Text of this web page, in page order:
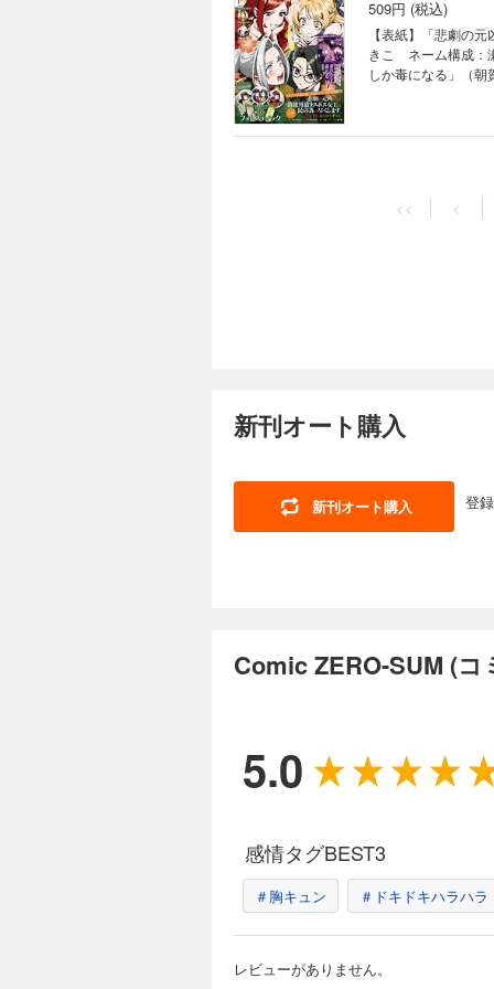
ん。また、作品のラ
「後宮の巫女は妃
女あやかし夜噺」
石商リチャード氏
編】「神クズ☆アイ
きちか） 「暗号解
「怪異の掃除人・
ラスボス女王は民
作：天壱 キャラク
「ルーチェと白の
ま） 【番外編】
編】「神クズ☆ア
作：桜川ヒロ キ
た当時のものとな
509円 (税込)
【表紙】「悲劇の
きこ ネーム構成：
しか毒になる」（
「悪の華道を行き
貴嶋啓 キャラク
（コミック：森
「繰り巫女あやか
日々」（D・キッ
律 原作：織川あ
策室 狼刑事と目
「虫かぶり姫」（
画：山川まち 原作
た） ※「Fate/
電子書籍の表紙・目
【表紙】「ルーチ
お祝い」（安達園
の白」（高山しの
転生無双譚」（コ
ざいますが ～雛
溺愛パラダイス」
物件探偵」（漫画
（コミック：喜久
夜光花 キャラクタ
日々」（D・キッサ
星々」（氷凪） 「
紙・目次・広告・情
樹） 【センターカ
ち 原作：皆藤黒助
タ 原作：クレハ
ー原案：奈良千春
中村颯希 キャラク
原作：貴嶋啓 キャ
村七子 キャラクタ
「ルーチェと白の
作：ヨシビロコウ
真冬日） 「女王の
外編】「乙女ゲー
かなみ 原作：山
ア・溺愛パラダイ
よ」（片瀬りた）
人・曽根崎慎司の事
電子書籍の表紙・目
ません。また、作品
Comic ZERO-
ス女王は民の為に
壱 キャラクター
ぷでぃんぐ） 「
広うたこ） 「虫
な悪女ではござい
き哉） 【番外編】
承ります！～」（
い日々」（D・キ
狼刑事と目覚めの
チェスカ」（乃原
キャラクターデザ
の契約」（御巫桃
ン原案：中村ユミ
（漫画：白峰 原作
【表紙】「
ンターカラー】「
ク：あさひまち
画：提灯あんこ
の秋人 原作：文庫
った…」（キャラク
（漫画：やましろ
案：世禕） 「樹海
「宝石商リチャー
Comic ZERO-
ャラクター原案：
<< <
新刊オート購入
新刊オート購入 登
Comic ZERO-SUM (
5.0
感情タグBEST3
＃胸キュン ＃ドキドキハラハラ
レビューがありません。